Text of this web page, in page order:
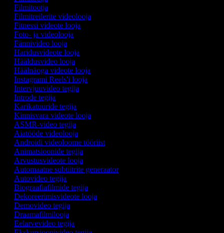
Filmitootja
Filmitreilerite videolooja
Fitnessi videote looja
Foto- ja videolooja
Fännivideo looja
Haridusvideote looja
Hääldusvideo looja
Häälnäoga videote looja
Instagrami Reels'i looja
Intervjuuvideo tegija
Introde tegija
Karikatuuride tegija
Kinnisvara videote looja
ASMR-video tegija
Aiatööde videolooja
Androidi videoloome tööriist
Animatsioonide tegija
Arvustusvideote looja
Automaatne subtiitrite generaator
Autovideo tegija
Biograafiafilmide tegija
Dekoreerimisvideote looja
Demovideo tegija
Draamafilmilooja
Eelarvevideo tegija